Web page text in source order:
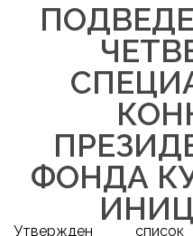
ФОНДА
Утвержден список